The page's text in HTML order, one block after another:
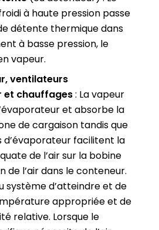
à haute pression passe
détente thermique dans
à basse pression, le
vapeur.
ventilateurs
et chauffages: La vapeur
et absorbe la
de cargaison tandis que
d’évaporateur facilitent la
de l’air sur la bobine
de l’air dans le conteneur.
système d’atteindre et de
appropriée et de
relative. Lorsque le